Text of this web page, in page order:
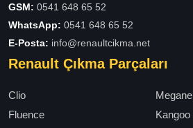
GSM: 0541 648 65 52
WhatsApp: 0541 648 65 52
E-Posta: info@renaultcikma.net
Renault Çıkma Parçaları
Clio
Megane
Fluence
Kangoo